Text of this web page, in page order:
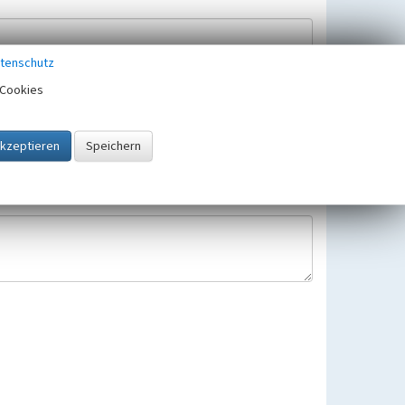
gespeichert und verwendet.
gültigen Europäischen